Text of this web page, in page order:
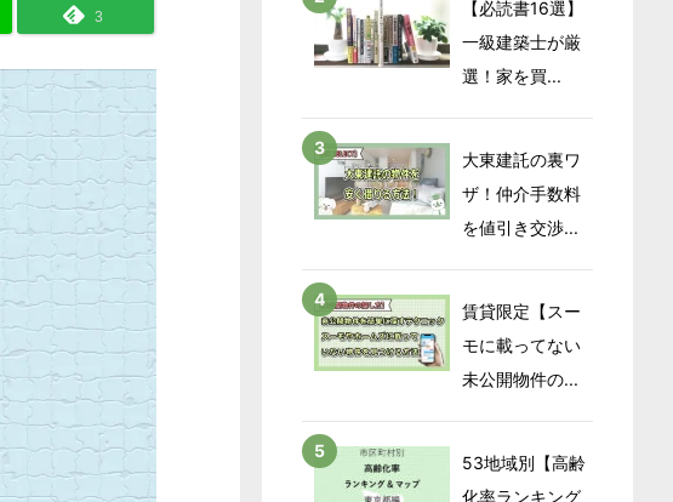
3
【必読書16選】
一級建築士が厳
選！家を買...
大東建託の裏ワ
ザ！仲介手数料
を値引き交渉...
賃貸限定【スー
モに載ってない
未公開物件の...
53地域別【高齢
化率ランキング